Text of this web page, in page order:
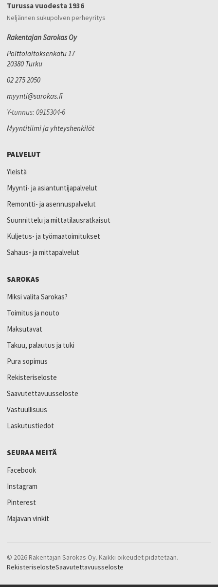
Turussa vuodesta 1936
Neljännen sukupolven perheyritys
Rakentajan Sarokas Oy
Polttolaitoksenkatu 17
20380 Turku
02 275 2050
myynti@sarokas.fi
Y-tunnus: 0915304-6
Myyntitiimi ja yhteyshenkilöt
PALVELUT
Yleistä
Myynti- ja asiantuntijapalvelut
Remontti- ja asennuspalvelut
Suunnittelu ja mittatilausratkaisut
Kuljetus- ja työmaatoimitukset
Sahaus- ja mittapalvelut
SAROKAS
Miksi valita Sarokas?
Toimitus ja nouto
Maksutavat
Takuu, palautus ja tuki
Pura sopimus
Rekisteriseloste
Saavutettavuusseloste
Vastuullisuus
Laskutustiedot
SEURAA MEITÄ
Facebook
Instagram
Pinterest
Majavan vinkit
© 2026 Rakentajan Sarokas Oy. Kaikki oikeudet pidätetään.
RekisteriselosteSaavutettavuusseloste